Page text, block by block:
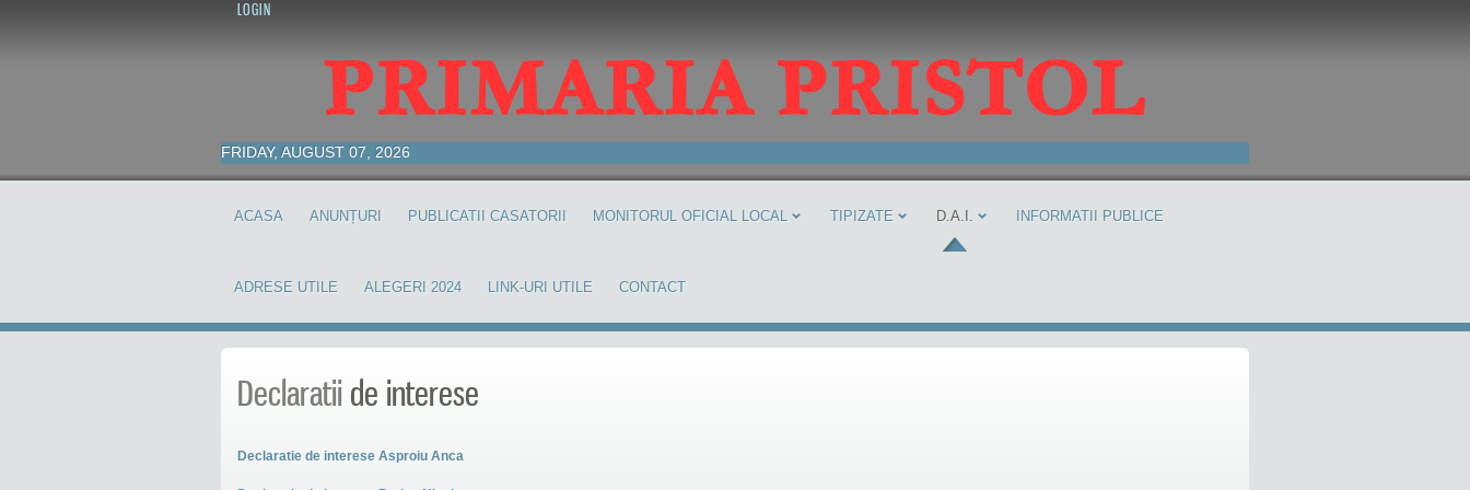
LOGIN
FRIDAY, AUGUST 07, 2026
ACASA ANUNȚURI PUBLICATII CASATORII MONITORUL OFICIAL LOCAL TIPIZATE D.A.I. INFORMATII PUBLICE
ADRESE UTILE ALEGERI 2024 LINK-URI UTILE CONTACT
Declaratii de interese
Declaratie de interese Asproiu Anca